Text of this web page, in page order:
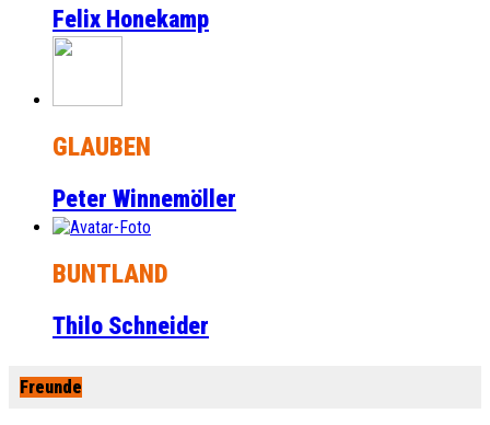
Felix Honekamp
GLAUBEN
Peter Winnemöller
BUNTLAND
Thilo Schneider
Freunde